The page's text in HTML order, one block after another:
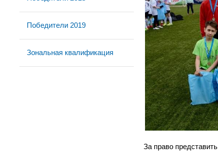
Победители 2019
Зональная квалификация
За право